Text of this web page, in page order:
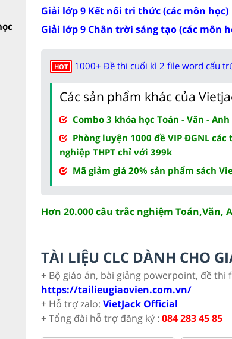
Giải lớp 9 Kết nối tri thức (các môn học)
Giải lớp 9 Chân trời sáng tạo (các môn
HOT 1000+ Đề thi cuối kì 2 file word cấu
Các sản phẩm khác của
Combo 3 khóa học Toán - Văn -
Phòng luyện 1000 đề VIP ĐGNL
nghiệp THPT chỉ với 399k
Mã giảm giá 20% sản phẩm sách
Hơn 20.000 câu trắc nghiệm Toán,Văn,
TÀI LIỆU CLC DÀNH CHO
+ Bộ giáo án, bài giảng powerpoint, đề thi
https://tailieugiaovien.com.vn/
+ Hỗ trợ zalo: VietJack Official
+ Tổng đài hỗ trợ đăng ký : 084 283 45 85